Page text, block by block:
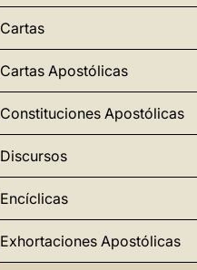
Cartas
Cartas Apostólicas
Constituciones Apostólicas
Discursos
Encíclicas
Exhortaciones Apostólicas